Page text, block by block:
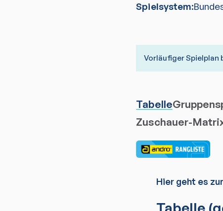
Spielsystem:
Vorläufiger Spielplan
Tabelle
Zuschauer-
Hier geht es